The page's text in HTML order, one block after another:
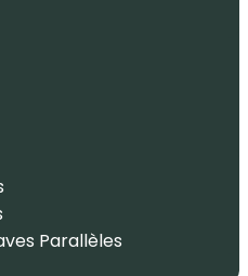
Parallèles